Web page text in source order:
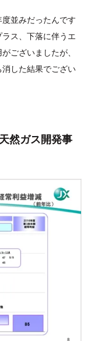
並みだったんです
ス、下落に伴うエ
ございましたが、
した結果でござい
然ガス開発事